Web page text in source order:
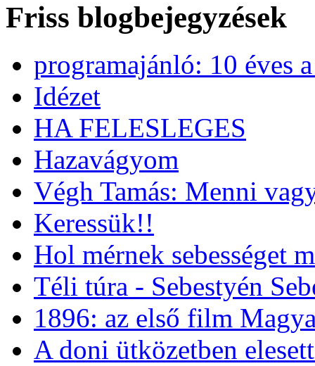
Friss blogbejegyzések
programajánló: 10 éves
Idézet
HA FELESLEGES
Hazavágyom
Végh Tamás: Menni
Keressük!!
Hol mérnek sebességet
Téli túra - Sebestyén
1896: az első film
A doni ütközetben